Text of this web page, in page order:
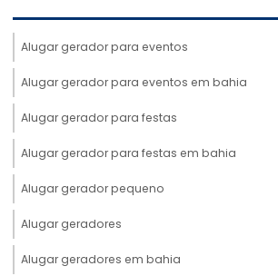
Alugar gerador para eventos
Alugar gerador para eventos em bahia
Alugar gerador para festas
Alugar gerador para festas em bahia
Alugar gerador pequeno
Alugar geradores
Alugar geradores em bahia